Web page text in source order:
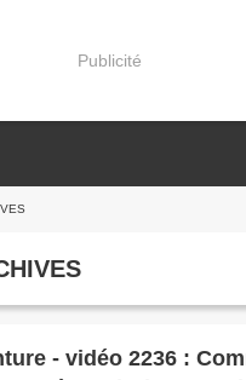
Publicité
- vidéo 2236 :